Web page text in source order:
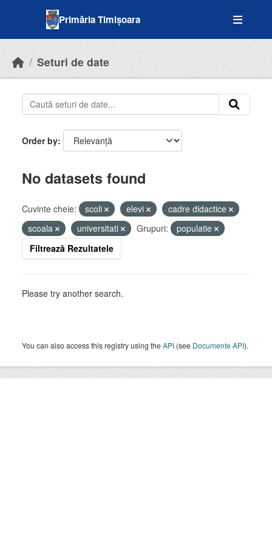
Primăria Timișoara
Seturi de date
Order by
No datasets found
Cuvinte cheie: scoli elevi
cadre didactice
scoala
universitati Grupuri:
populatie
Filtrează Rezultatele
Please try another search.
You can also access this registry using theAPI (see Documente API).